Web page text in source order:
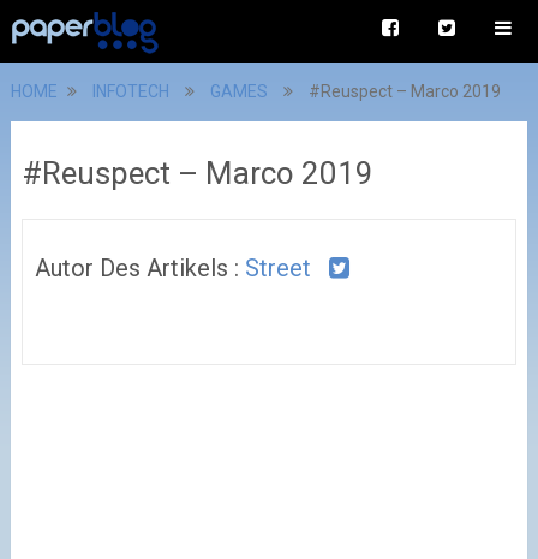
HOME INFOTECH GAMES #Reuspect – Marco 2019
#Reuspect – Marco 2019
Autor Des Artikels : Street